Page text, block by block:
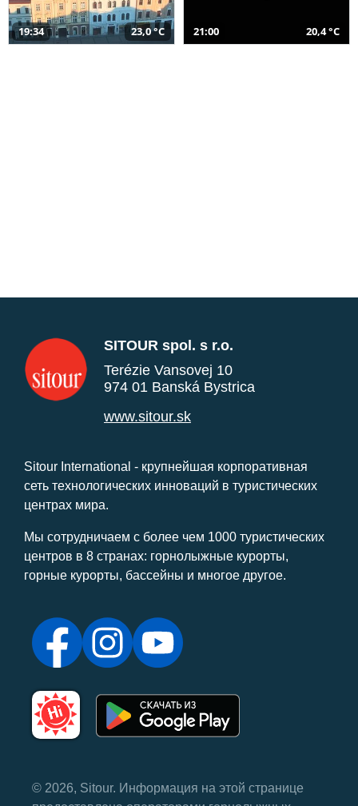
19:34 23,0 °C 21:00 20,4 °C
SITOUR spol. s r.o.
Terézie Vansovej 10
974 01 Banská Bystrica
www.sitour.sk
Sitour International - крупнейшая корпоративная
сеть технологических инноваций в туристических
центрах мира.
Мы сотрудничаем с более чем 1000 туристических
центров в 8 странах: горнолыжные курорты,
горные курорты, бассейны и многое другое.
© 2026, Sitour. Информация на этой странице